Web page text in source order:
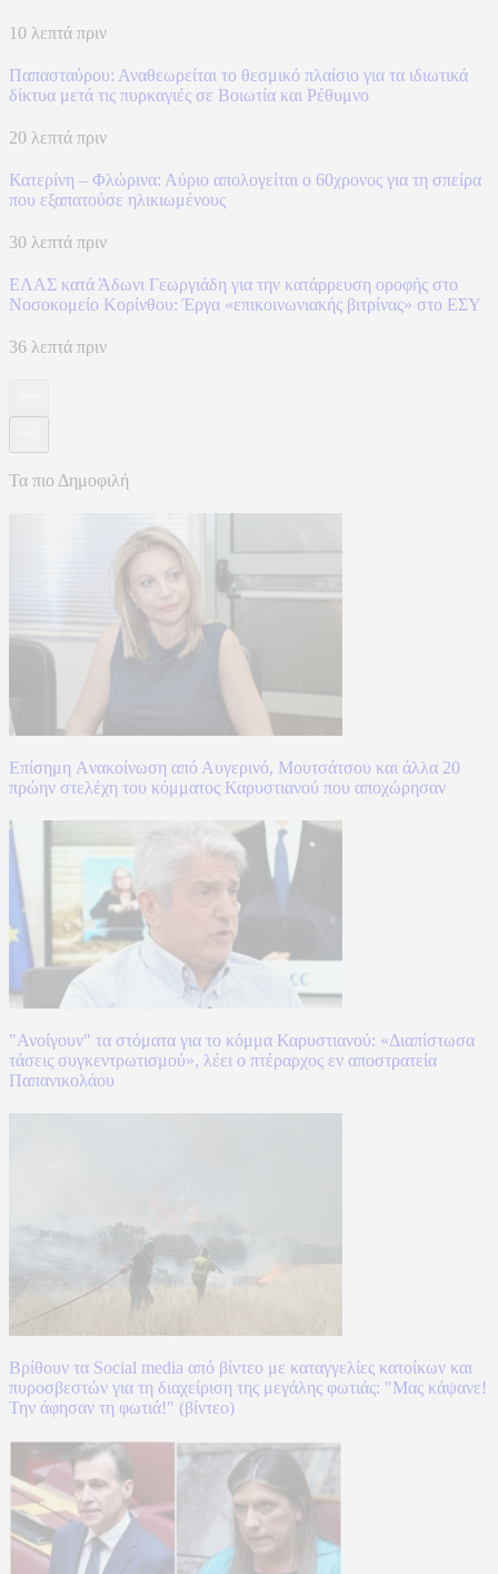
10 λεπτά πριν
Παπασταύρου: Αναθεωρείται το θεσμικό πλαίσιο για τα ιδιωτικά
δίκτυα μετά τις πυρκαγιές σε Βοιωτία και Ρέθυμνο
20 λεπτά πριν
Κατερίνη – Φλώρινα: Αύριο απολογείται ο 60χρονος για τη σπείρα
που εξαπατούσε ηλικιωμένους
30 λεπτά πριν
ΕΛΑΣ κατά Άδωνι Γεωργιάδη για την κατάρρευση οροφής στο
Νοσοκομείο Κορίνθου: Έργα «επικοινωνιακής βιτρίνας» στο ΕΣΥ
36 λεπτά πριν
Τα πιο Δημοφιλή
Επίσημη Aνακοίνωση από Αυγερινό, Μουτσάτσου και άλλα 20
πρώην στελέχη του κόμματος Καρυστιανού που αποχώρησαν
"Ανοίγουν" τα στόματα για το κόμμα Καρυστιανού: «Διαπίστωσα
τάσεις συγκεντρωτισμού», λέει ο πτέραρχος εν αποστρατεία
Παπανικολάου
Βρίθουν τα Social media από βίντεο με καταγγελίες κατοίκων και
πυροσβεστών για τη διαχείριση της μεγάλης φωτιάς: "Μας κάψανε!
Την άφησαν τη φωτιά!" (βίντεο)